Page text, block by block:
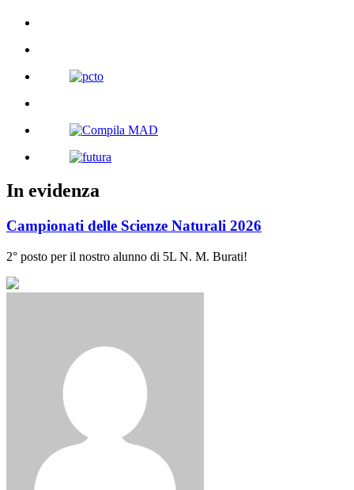
In evidenza
Campionati delle Scienze Naturali 2026
2° posto per il nostro alunno di 5L N. M. Burati!